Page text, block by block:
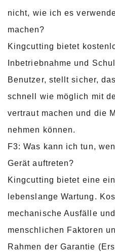
nicht, wie ich es
machen?
Kingcutting bietet
Inbetriebnahme und
Benutzer, stellt sicher,
schnell wie möglich mit
vertraut machen und die
nehmen können.
F3: Was kann ich tun,
Gerät auftreten?
Kingcutting bietet eine
lebenslange Wartung.
mechanische Ausfälle
menschlichen Faktoren
Rahmen der Garantie